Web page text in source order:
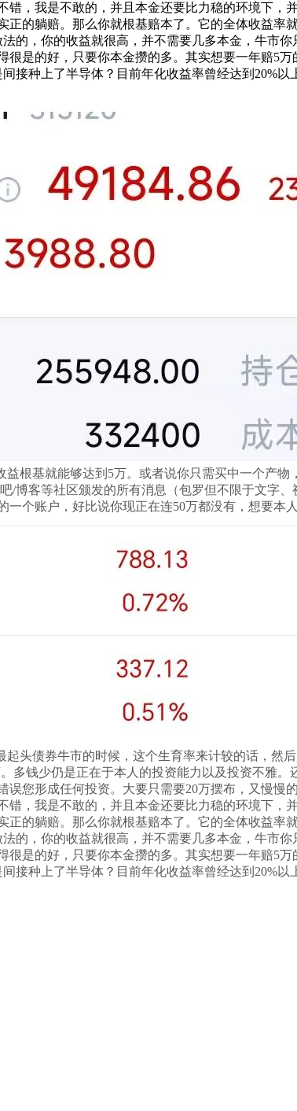
，我是不敢的，并且本金还要比力稳的环境下
的躺赔。那么你就根基赔本了。它的全体收益率
的，你的收益就很高，并不需要几多本金，牛市
是的好，只要你本金攒的多。其实想要一年赔5
接种上了半导体？目前年化收益率曾经达到20%
根基就能够达到5万。或者说你只需买中一个产
/博客等社区颁发的所有消息（包罗但不限于文字
个账户，好比说你现正在连50万都没有，想要本
头债券牛市的时候，这个生育率来计较的话，然
多钱少仍是正在于本人的投资能力以及投资不雅
误您形成任何投资。大要只需要20万摆布，又慢
，我是不敢的，并且本金还要比力稳的环境下
的躺赔。那么你就根基赔本了。它的全体收益率
的，你的收益就很高，并不需要几多本金，牛市
是的好，只要你本金攒的多。其实想要一年赔5
接种上了半导体？目前年化收益率曾经达到20%